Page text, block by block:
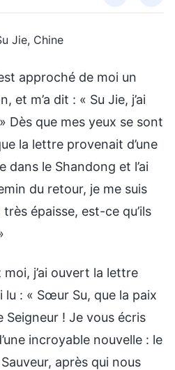
Jie, Chine
approché de moi un
et m’a dit : « Su Jie, j’ai
Dès que mes yeux se sont
la lettre provenait d’une
dans le Shandong et l’ai
du retour, je me suis
épaisse, est-ce qu’ils
j’ai ouvert la lettre
lu : « Sœur Su, que la paix
Seigneur ! Je vous écris
incroyable nouvelle : le
après qui nous